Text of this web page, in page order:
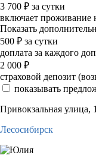
3 700 ₽ за сутки
включает проживание
Показать
500 ₽ за сутки
доплата за каждого
2 000 ₽
страховой депозит
показывать
Привокзальная улица,
Лесосибирск